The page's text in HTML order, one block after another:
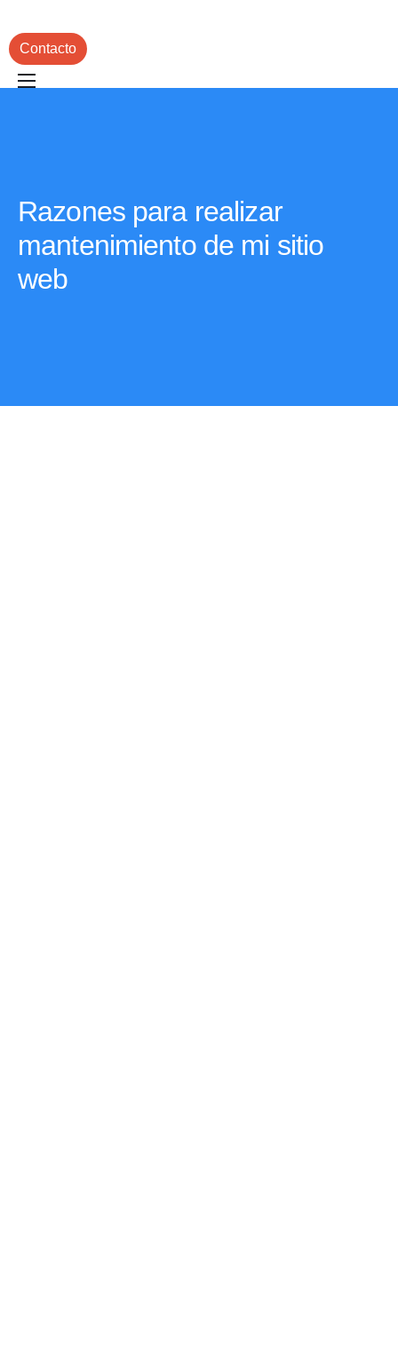
Blog
Contacto
Razones para realizar
mantenimiento de mi sitio
web